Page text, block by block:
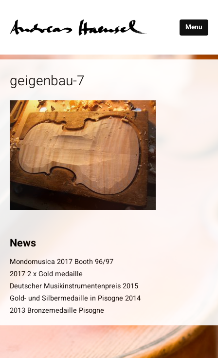
Andreas
Menu
geigenbau-7
News
Mondomusica 2017 Booth 96/97
2017 2 x Gold medaille
Deutscher Musikinstrumentenpreis 2015
Gold- und Silbermedaille in Pisogne 2014
2013 Bronzemedaille Pisogne